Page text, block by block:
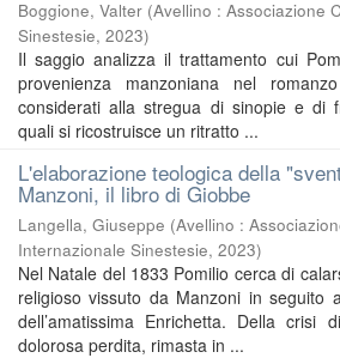
Boggione, Valter (Avellino : Associazione
Sinestesie, 2023)
Il saggio analizza il trattamento cui
provenienza manzoniana nel
considerati alla stregua di sinopie e di
quali si ricostruisce un ritratto ...
L'elaborazione teologica della
Manzoni, il libro di Giobbe
Langella, Giuseppe (Avellino :
Internazionale Sinestesie, 2023)
Nel Natale del 1833 Pomilio cerca di
religioso vissuto da Manzoni in seguito
dell’amatissima Enrichetta. Della
dolorosa perdita, rimasta in ...